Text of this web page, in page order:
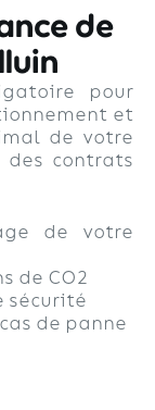
de
pour
et
de votre
des contrats
de votre
de CO2
sécurité
de panne